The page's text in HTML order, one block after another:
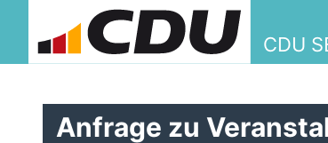
CDU
Anfrage zu